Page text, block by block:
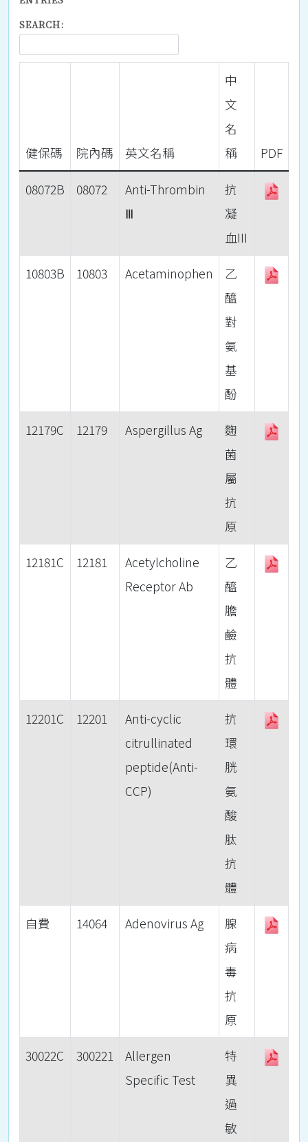
SEARCH:
健保碼 院內碼 英文名稱
中
文
名
稱
PDF
08072B 08072
Anti-Thrombin
Ⅲ
抗
凝
血III
10803B 10803 Acetaminophen
乙
醯
對
氨
基
酚
12179C 12179 Aspergillus Ag
麴
菌
屬
抗
原
12181C 12181
Acetylcholine
Receptor Ab
乙
醯
膽
鹼
抗
體
12201C 12201
Anti-cyclic
citrullinated
peptide(Anti-
CCP)
抗
環
胱
氨
酸
肽
抗
體
自費 14064 Adenovirus Ag
腺
病
毒
抗
原
30022C 300221
Allergen
Specific Test
特
異
過
敏